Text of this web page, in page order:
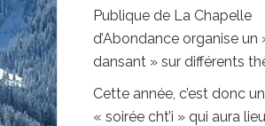
Publique de La Chapelle
d’Abondance organise un
dansant » sur différents
Cette année, c’est donc
« soirée cht’i » qui aura